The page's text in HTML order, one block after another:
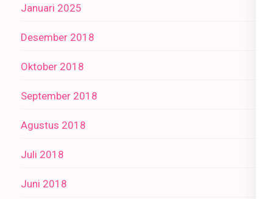
Januari 2025
Desember 2018
Oktober 2018
September 2018
Agustus 2018
Juli 2018
Juni 2018